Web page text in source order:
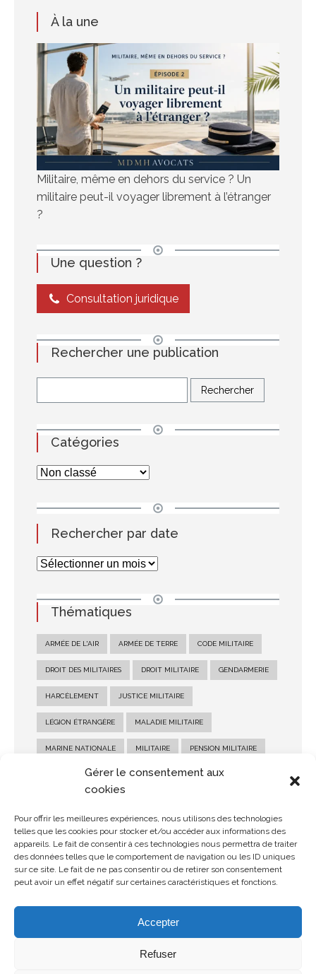
Gérer le consentement aux
cookies
Pour offrir les meilleures expériences, nous utilisons des technologies
telles que les cookies pour stocker et/ou accéder aux informations des
appareils. Le fait de consentir à ces technologies nous permettra de traiter
des données telles que le comportement de navigation ou les ID uniques
sur ce site. Le fait de ne pas consentir ou de retirer son consentement
peut avoir un effet négatif sur certaines caractéristiques et fonctions.
Accepter
Refuser
À la une
Militaire, même en dehors du service ? Un
militaire peut-il voyager librement à l’étranger
?
Une question ?
Consultation juridique
Rechercher une publication
Catégories
Rechercher par date
Thématiques
ARMÉE DE L'AIR ARMÉE DE TERRE CODE MILITAIRE
DROIT DES MILITAIRES DROIT MILITAIRE GENDARMERIE
HARCÈLEMENT JUSTICE MILITAIRE
LÉGION ÉTRANGÈRE MALADIE MILITAIRE
MARINE NATIONALE MILITAIRE PENSION MILITAIRE
PENSION MILITAIRE D'INVALIDITÉ RECOURS MILITAIRE
SANCTION MILITAIRE SOLDE MILITAIRE
STATUT MILITAIRE